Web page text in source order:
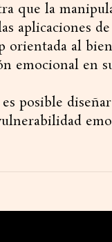
que la
aplicaciones
orientada al
emocional en
posible